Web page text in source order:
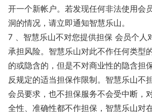
开一个新帐户。若发现任何非法使用会
洞的情况，请立即通知智慧乐山。
7 、智慧乐山不对您提供担保 会员个人
承担风险。智慧乐山对此不作任何类型
的或隐含的，但是不对商业性的隐含担
反规定的适当担保作限制。智慧乐山不
会员要求，也不担保服务不会受中断，
全性、准确性都不作担保，智慧乐山对